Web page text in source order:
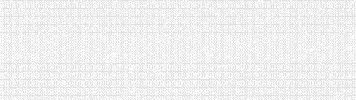
[VIDÉO] OBJECTIF POIDS SANTÉ #67 : L’AVIS
DES AUTRES, CE N’EST QUE LA VIE DES
AUTRES
[VIDÉO] UNBOXING : LES MY LITTLE &
BIOTYFULL BOX DES MOIS DE FÉVRIER ET
MARS 2024 FEAT. AKILA